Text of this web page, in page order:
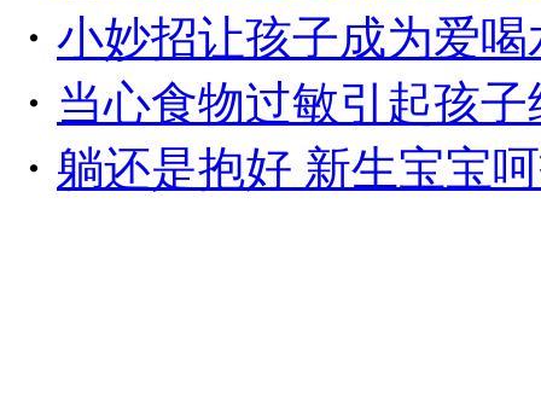
・ 小妙招让孩子成为爱
・ 当心食物过敏引起孩
・ 躺还是抱好 新生宝宝